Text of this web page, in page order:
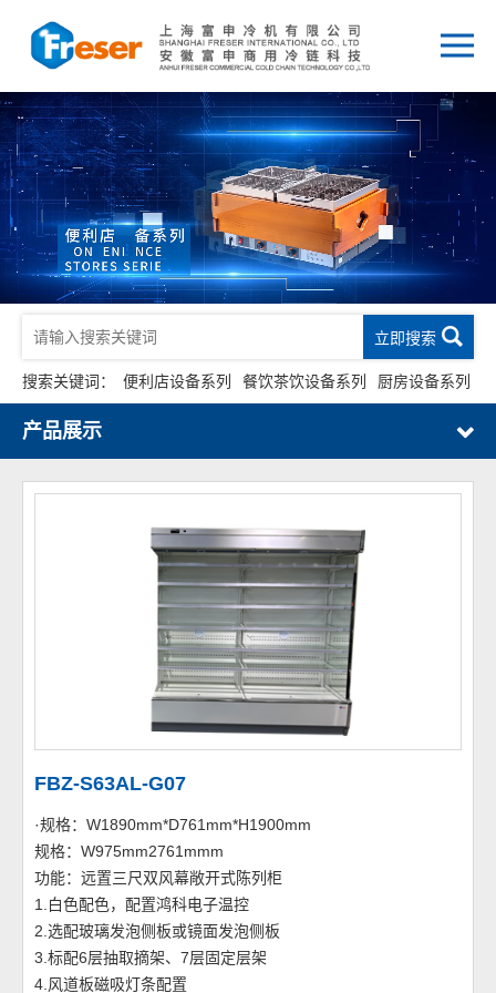
立即搜索
搜索关键词： 便利店设备系列 餐饮茶饮设备系列 厨房设备系列
产品展示
FBZ-S63AL-G07
·规格：W1890mm*D761mm*H1900mm
规格：W975mm2761mmm
功能：远置三尺双风幕敞开式陈列柜
1.白色配色，配置鸿科电子温控
2.选配玻璃发泡侧板或镜面发泡侧板
3.标配6层抽取摘架、7层固定层架
4.风道板磁吸灯条配置